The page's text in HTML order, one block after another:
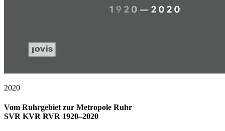
2020
Vom Ruhrgebiet zur Metropole Ruhr
SVR KVR RVR 1920–2020